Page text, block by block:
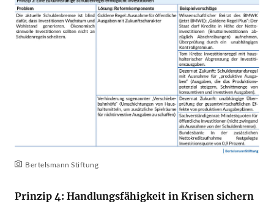
Bertelsmann Stiftung
Prinzip 4: Handlungsfähigkeit in Krisen sichern